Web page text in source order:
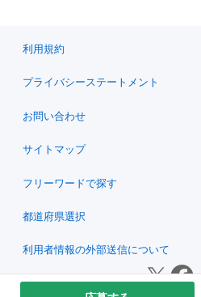
利用規約
プライバシーステートメント
お問い合わせ
サイトマップ
フリーワードで探す
都道府県選択
利用者情報の外部送信について